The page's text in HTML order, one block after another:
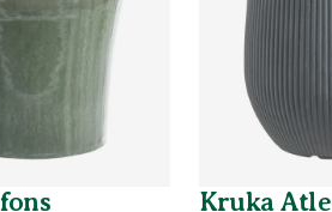
Kruka Atle